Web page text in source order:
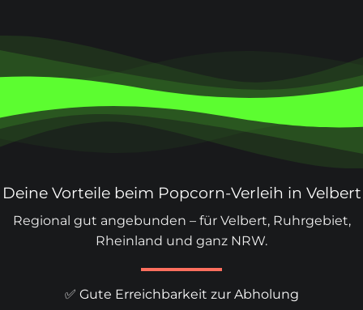
Deine Vorteile beim Popcorn-Verleih in Velbert
Regional gut angebunden – für Velbert, Ruhrgebiet,
Rheinland und ganz NRW.
✅ Gute Erreichbarkeit zur Abholung